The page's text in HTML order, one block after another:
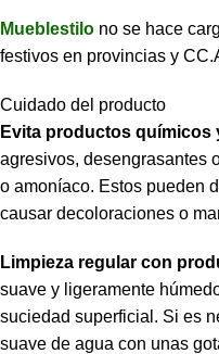
Mueblestilo no se hace
festivos en provincias y
Cuidado del producto
Evita productos químicos
agresivos, desengrasantes
o amoníaco. Estos pueden
causar decoloraciones o
Limpieza regular con
suave y ligeramente
suciedad superficial. Si es
suave de agua con unas